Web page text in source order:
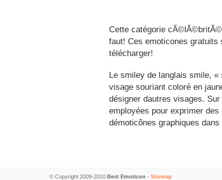
Cette catégorie
faut! Ces emoticones
télécharger!
Le smiley de langlais smile,
visage souriant coloré en
désigner dautres visages.
employées pour exprimer
démoticônes graphiques
© Copyright 2009-2010 Best Emoticon - Sitemap